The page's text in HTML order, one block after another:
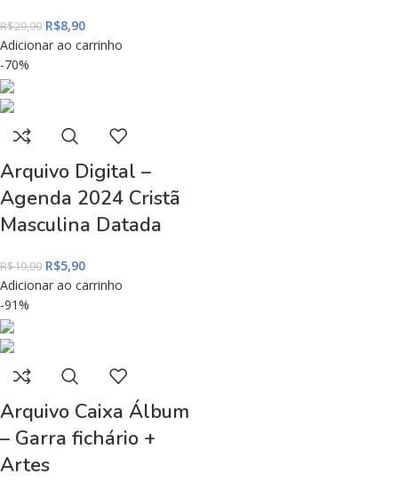
R$29,90 R$8,90
Adicionar ao carrinho
-70%
Arquivo Digital –
Agenda 2024 Cristã
Masculina Datada
R$19,90 R$5,90
Adicionar ao carrinho
-91%
Arquivo Caixa Álbum
– Garra fichário +
Artes